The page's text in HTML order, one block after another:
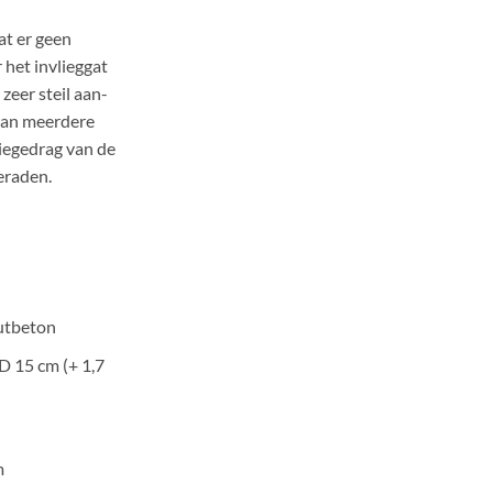
er geen
het invlieggat
steil aan-
meerdere
van de
15 cm (+ 1,7